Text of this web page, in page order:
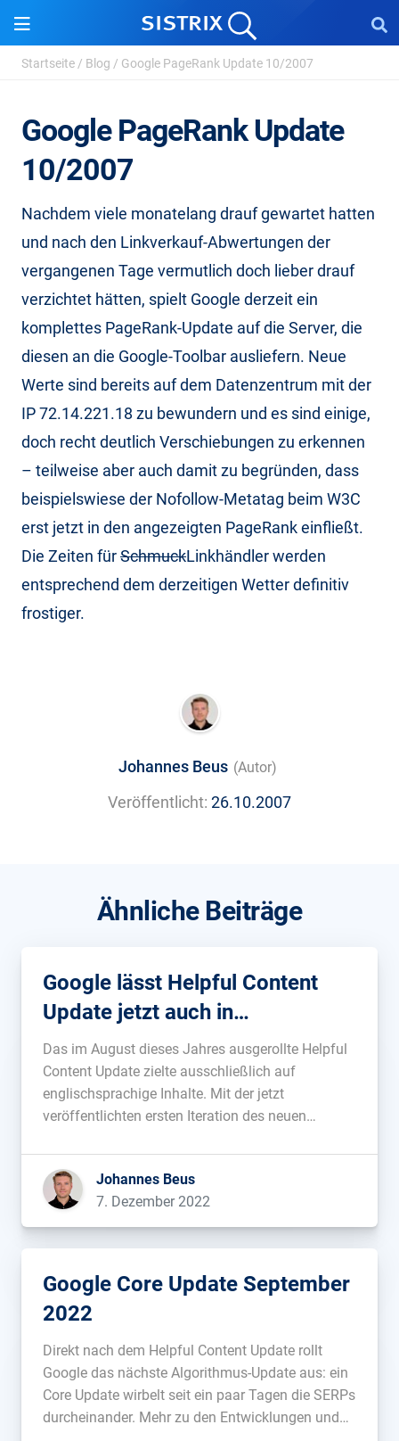
Startseite / Blog / Google PageRank Update 10/2007
Google PageRank Update
10/2007
Nachdem viele monatelang drauf gewartet hatten
und nach den Linkverkauf-Abwertungen der
vergangenen Tage vermutlich doch lieber drauf
verzichtet hätten, spielt Google derzeit ein
komplettes PageRank-Update auf die Server, die
diesen an die Google-Toolbar ausliefern. Neue
Werte sind bereits auf dem Datenzentrum mit der
IP 72.14.221.18 zu bewundern und es sind einige,
doch recht deutlich Verschiebungen zu erkennen
– teilweise aber auch damit zu begründen, dass
beispielswiese der Nofollow-Metatag beim W3C
erst jetzt in den angezeigten PageRank einfließt.
Die Zeiten fürSchmuckLinkhändler werden
entsprechend dem derzeitigen Wetter definitiv
frostiger.
Johannes Beus (Autor)
Veröffentlicht: 26.10.2007
Ähnliche Beiträge
Google lässt Helpful Content
Update jetzt auch in
Deutschland frei
Das im August dieses Jahres ausgerollte Helpful
Content Update zielte ausschließlich auf
englischsprachige Inhalte. Mit der jetzt
veröffentlichten ersten Iteration des neuen
Sprachen neu bewertet....
Johannes Beus
7. Dezember 2022
Google Core Update September
2022
Direkt nach dem Helpful Content Update rollt
Google das nächste Algorithmus-Update aus: ein
Core Update wirbelt seit ein paar Tagen die SERPs
durcheinander. Mehr zu den Entwicklungen und